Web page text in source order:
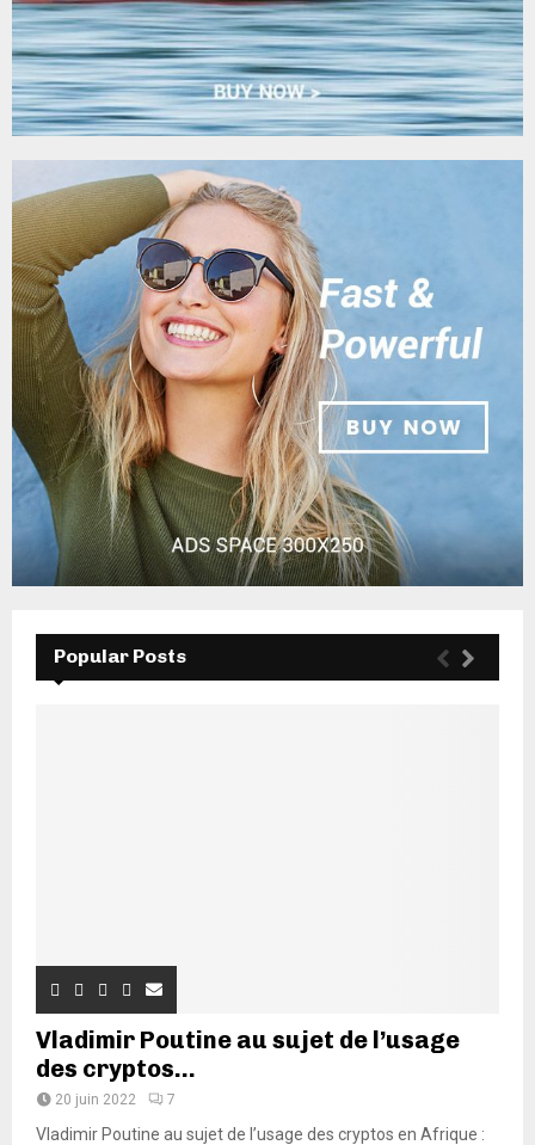
Popular Posts
Vladimir Poutine au sujet de l’usage
des cryptos...
20 juin 2022 7
Vladimir Poutine au sujet de l’usage des cryptos en Afrique :